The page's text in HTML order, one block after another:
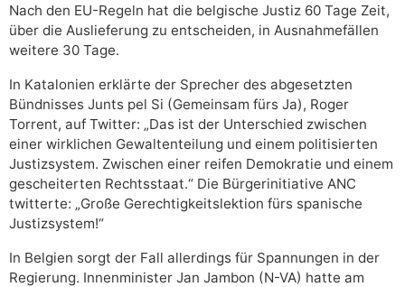
Nach den EU-Regeln hat die belgische Justiz 60 Tage Zeit,
über die Auslieferung zu entscheiden, in Ausnahmefällen
weitere 30 Tage.
In Katalonien erklärte der Sprecher des abgesetzten
Bündnisses Junts pel Si (Gemeinsam fürs Ja), Roger
Torrent, auf Twitter: „Das ist der Unterschied zwischen
einer wirklichen Gewaltenteilung und einem politisierten
Justizsystem. Zwischen einer reifen Demokratie und einem
gescheiterten Rechtsstaat.“ Die Bürgerinitiative ANC
twitterte: „Große Gerechtigkeitslektion fürs spanische
Justizsystem!“
In Belgien sorgt der Fall allerdings für Spannungen in der
Regierung. Innenminister Jan Jambon (N-VA) hatte am